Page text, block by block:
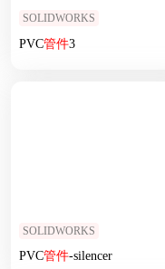
SOLIDWORKS
PVC管件3
SOLIDWORKS
PVC管件-silencer